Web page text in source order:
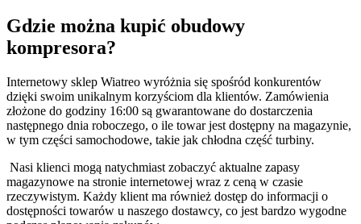
Gdzie można kupić obudowy
kompresora?
Internetowy sklep Wiatreo wyróżnia się spośród konkurentów
dzięki swoim unikalnym korzyściom dla klientów. Zamówienia
złożone do godziny 16:00 są gwarantowane do dostarczenia
następnego dnia roboczego, o ile towar jest dostępny na magazynie,
w tym części samochodowe, takie jak chłodna część turbiny.
Nasi klienci mogą natychmiast zobaczyć aktualne zapasy
magazynowe na stronie internetowej wraz z ceną w czasie
rzeczywistym. Każdy klient ma również dostęp do informacji o
dostępności towarów u naszego dostawcy, co jest bardzo wygodne